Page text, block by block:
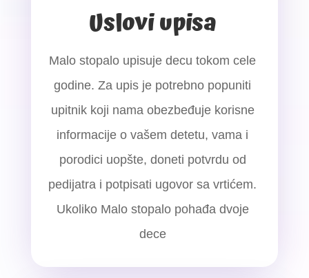
Uslovi upisa
Malo stopalo upisuje decu tokom cele
godine. Za upis je potrebno popuniti
upitnik koji nama obezbeđuje korisne
informacije o vašem detetu, vama i
porodici uopšte, doneti potvrdu od
pedijatra i potpisati ugovor sa vrtićem.
Ukoliko Malo stopalo pohađa dvoje
dece